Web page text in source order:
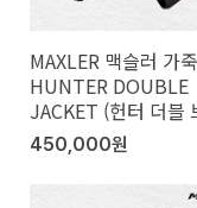
MAXLER 맥슬러 가
HUNTER DOUBLE
JACKET (헌터 더블
450,000원